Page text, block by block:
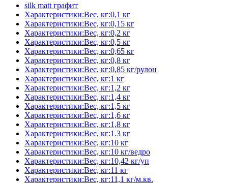
silk matt графит
Характеристики:Вес, кг:0,1 кг
Характеристики:Вес, кг:0,15 кг
Характеристики:Вес, кг:0,2 кг
Характеристики:Вес, кг:0,5 кг
Характеристики:Вес, кг:0,65 кг
Характеристики:Вес, кг:0,8 кг
Характеристики:Вес, кг:0,85 кг/рулон
Характеристики:Вес, кг:1 кг
Характеристики:Вес, кг:1,2 кг
Характеристики:Вес, кг:1,4 кг
Характеристики:Вес, кг:1,5 кг
Характеристики:Вес, кг:1,6 кг
Характеристики:Вес, кг:1,8 кг
Характеристики:Вес, кг:1.3 кг
Характеристики:Вес, кг:10 кг
Характеристики:Вес, кг:10 кг/ведро
Характеристики:Вес, кг:10,42 кг/уп
Характеристики:Вес, кг:11 кг
Характеристики:Вес, кг:11,1 кг/м.кв.